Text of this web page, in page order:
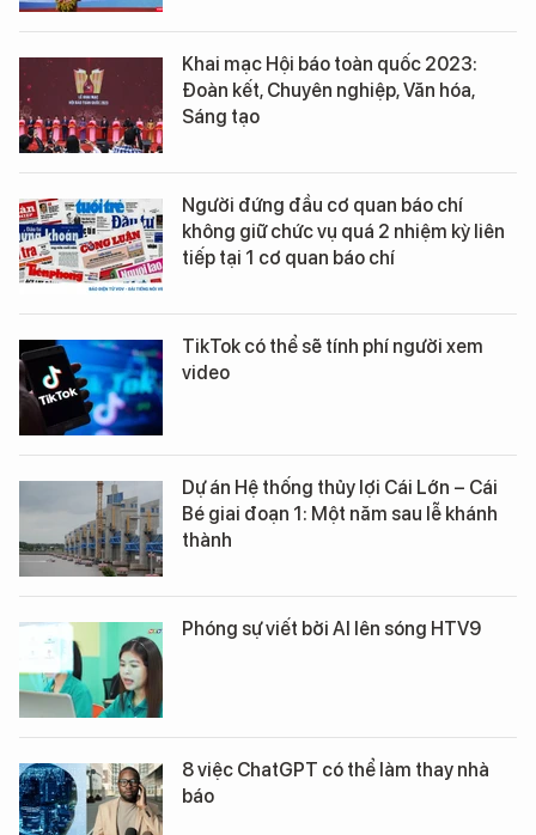
Khai mạc Hội báo toàn quốc 2023:
Đoàn kết, Chuyên nghiệp, Văn hóa,
Sáng tạo
Người đứng đầu cơ quan báo chí
không giữ chức vụ quá 2 nhiệm kỳ liên
tiếp tại 1 cơ quan báo chí
TikTok có thể sẽ tính phí người xem
video
Dự án Hệ thống thủy lợi Cái Lớn – Cái
Bé giai đoạn 1: Một năm sau lễ khánh
thành
Phóng sự viết bởi AI lên sóng HTV9
8 việc ChatGPT có thể làm thay nhà
báo